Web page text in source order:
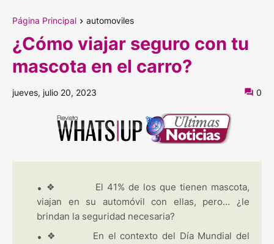
Página Principal automoviles
¿Cómo viajar seguro con tu
mascota en el carro?
jueves, julio 20, 2023 0
❖ El 41% de los que tienen mascota,
viajan en su automóvil con ellas, pero… ¿le
brindan la seguridad necesaria?
❖ En el contexto del Día Mundial del